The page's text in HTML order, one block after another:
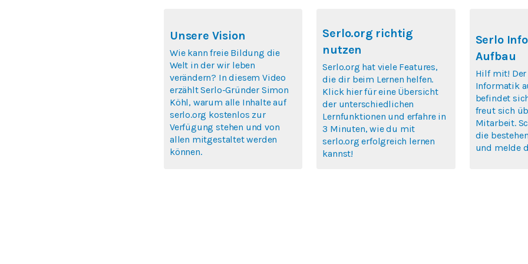
Unsere Vision
Wie kann freie Bildung die
Welt in der wir leben
verändern? In diesem Video
erzählt Serlo-Gründer Simon
Köhl, warum alle Inhalte auf
serlo.org kostenlos zur
Verfügung stehen und von
allen mitgestaltet werden
können.
Serlo.org richtig
nutzen
Serlo.org hat viele Features,
die dir beim Lernen helfen.
Klick hier für eine Übersicht
der unterschiedlichen
Lernfunktionen und erfahre in
3 Minuten, wie du mit
serlo.org erfolgreich lernen
kannst!
Serlo
Aufbau
Hilf mit! Der
Informatik
befindet
freut sich
Mitarbeit.
die
und melde